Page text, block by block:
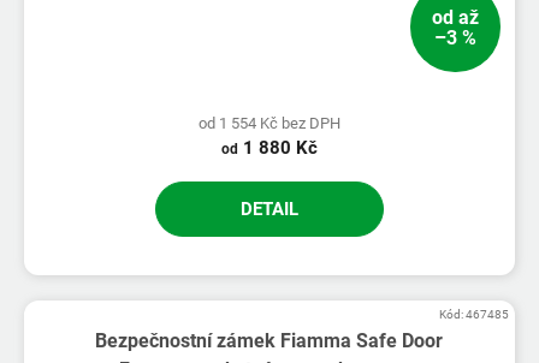
od až
–3 %
od 1 554 Kč bez DPH
od 1 880 Kč
DETAIL
Bezpečnostní zámek Fiamma Safe Door
Kód:467485